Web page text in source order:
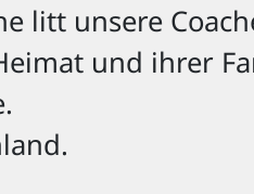
litt unsere
und ihrer